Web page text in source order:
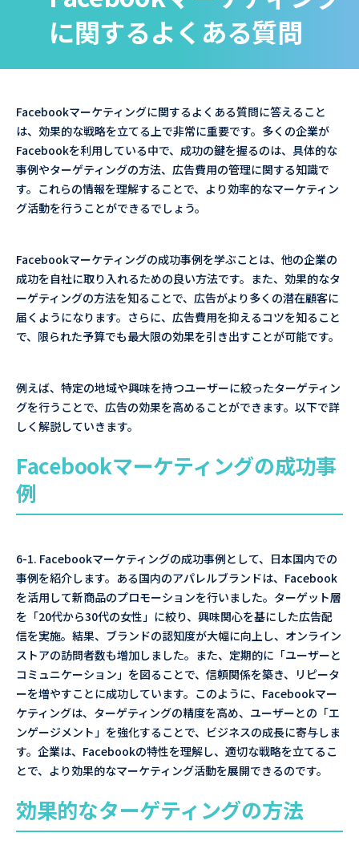
に関するよくある質問
Facebookマーケティングに関するよくある質問に答えること
は、効果的な戦略を立てる上で非常に重要です。多くの企業が
Facebookを利用している中で、成功の鍵を握るのは、具体的な
事例やターゲティングの方法、広告費用の管理に関する知識で
す。これらの情報を理解することで、より効率的なマーケティン
グ活動を行うことができるでしょう。
Facebookマーケティングの成功事例を学ぶことは、他の企業の
成功を自社に取り入れるための良い方法です。また、効果的なタ
ーゲティングの方法を知ることで、広告がより多くの潜在顧客に
届くようになります。さらに、広告費用を抑えるコツを知ること
で、限られた予算でも最大限の効果を引き出すことが可能です。
例えば、特定の地域や興味を持つユーザーに絞ったターゲティン
グを行うことで、広告の効果を高めることができます。以下で詳
しく解説していきます。
Facebookマーケティングの成功事
例
6-1. Facebookマーケティングの成功事例として、日本国内での
事例を紹介します。ある国内のアパレルブランドは、Facebook
を活用して新商品のプロモーションを行いました。ターゲット層
を「20代から30代の女性」に絞り、興味関心を基にした広告配
信を実施。結果、ブランドの認知度が大幅に向上し、オンライン
ストアの訪問者数も増加しました。また、定期的に「ユーザーと
コミュニケーション」を図ることで、信頼関係を築き、リピータ
ーを増やすことに成功しています。このように、Facebookマー
ケティングは、ターゲティングの精度を高め、ユーザーとの「エ
ンゲージメント」を強化することで、ビジネスの成長に寄与しま
す。企業は、Facebookの特性を理解し、適切な戦略を立てるこ
とで、より効果的なマーケティング活動を展開できるのです。
効果的なターゲティングの方法